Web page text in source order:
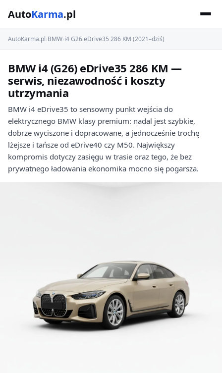
AutoKarma.pl
AutoKarma.pl›BMW›i4 G26 eDrive35 286 KM (2021–dziś)
BMW i4 (G26) eDrive35 286 KM —
serwis, niezawodność i koszty
utrzymania
BMW i4 eDrive35 to sensowny punkt wejścia do
elektrycznego BMW klasy premium: nadal jest szybkie,
dobrze wyciszone i dopracowane, a jednocześnie trochę
lżejsze i tańsze od eDrive40 czy M50. Największy
kompromis dotyczy zasięgu w trasie oraz tego, że bez
prywatnego ładowania ekonomika mocno się pogarsza.